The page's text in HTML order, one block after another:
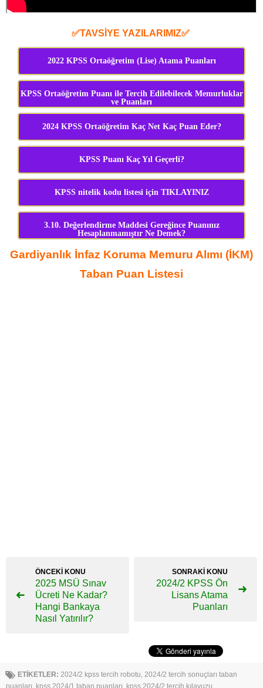
✅TAVSİYE YAZILARIMIZ✅
2022 KPSS Ortaöğretim (Lise) Atama Puanları
KPSS Ortaöğretim Puanı ile Tercih Edilebilecek Memurluklar
ve Puanları
2024 KPSS Ortaöğretim Kaç Net Kaç Puan Eder?
KPSS Puanı Kaç Yıl Geçerli?
KPSS nitelik kodu listesi için TIKLAYINIZ
3.10. Değerlendirme Maddesi Gereğince Puanınız
Hesaplanmamıştır Ne Demek?
Gardiyanlık İnfaz Koruma Memuru Alımı (İKM)
Taban Puan Listesi
ÖNCEKİ KONU
2025 MSÜ Sınav
Ücreti Ne Kadar?
Hangi Bankaya
Nasıl Yatırılır?
SONRAKİ KONU
2024/2 KPSS Ön
Lisans Atama
Puanları
ETİKETLER: 2024/2 kpss tercih robotu 2024/2 tercih sonuçları taban
puanları kpss 2024/1 taban puanları kpss 2024/2 tercih kılavuzu